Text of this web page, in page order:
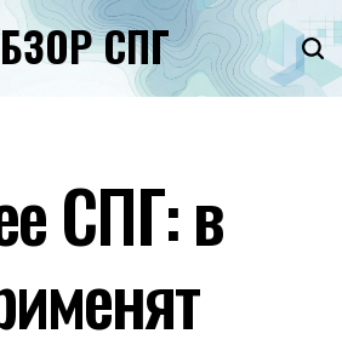
СПГ
СПГ: в